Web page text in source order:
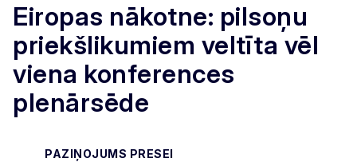
Eiropas nākotne: pilsoņu
priekšlikumiem veltīta vēl
viena konferences
plenārsēde
PAZIŅOJUMS PRESEI